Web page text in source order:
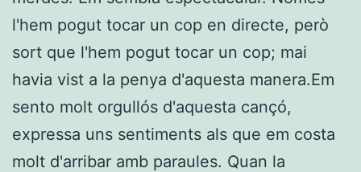
l'hem pogut tocar un cop en directe, però
sort que l'hem pogut tocar un cop; mai
havia vist a la penya d'aquesta manera.Em
sento molt orgullós d'aquesta cançó,
expressa uns sentiments als que em costa
molt d'arribar amb paraules. Quan la